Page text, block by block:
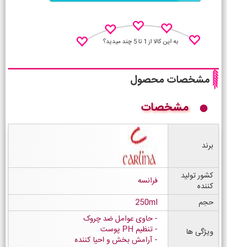
به این کالا از 1 تا 5 چند میدید؟
مشخصات محصول
مشخصات
برند
کشور تولید
کننده
فرانسه
حجم
250ml
ویژگی ها
حاوی عوامل ضد چروک
تنظیم PH پوست
آرامش بخش و احیا کننده